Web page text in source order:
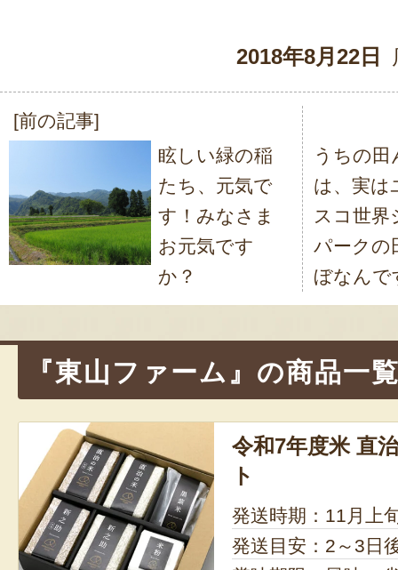
2018年8月22日
投
ナ
ビ
ゲ
ン
[前の記事]
眩しい緑の稲
たち、元気で
す！みなさま
お元気です
か？
うちの田
は、実は
スコ世界
パークの
ぼなんで
『東山ファーム』の商品一
令和7年度米 直
ト
発送時期：11月上
発送目安：2～3日